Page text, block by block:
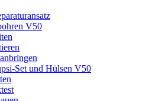
V50
Set und Hülsen V50